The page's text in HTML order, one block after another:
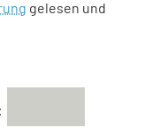
gelesen und